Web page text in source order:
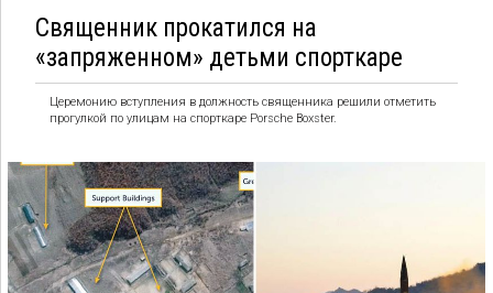
Священник прокатился на
«запряженном» детьми спорткаре
Церемонию вступления в должность священника решили отметить
прогулкой по улицам на спорткаре Porsche Boxster.